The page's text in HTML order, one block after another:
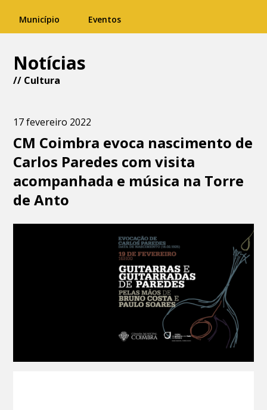
Município Eventos
Notícias
// Cultura
17 fevereiro 2022
CM Coimbra evoca nascimento de
Carlos Paredes com visita
acompanhada e música na Torre
de Anto